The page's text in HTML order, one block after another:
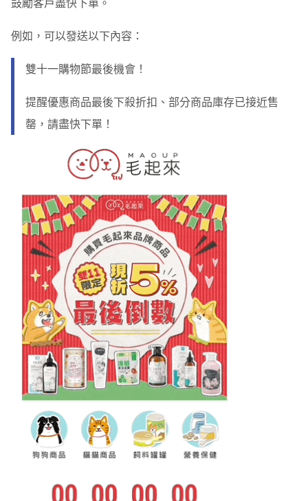
例如，可以發送以下內容：
雙十一購物節最後機會！
提醒優惠商品最後下殺折扣、部分商品庫存已接近售
罄，請盡快下單！